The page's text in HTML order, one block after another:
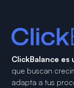
ClickBalance es
que buscan
adapta a tus